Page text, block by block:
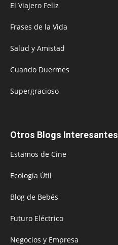
El Viajero Feliz
Frases de la Vida
Salud y Amistad
Cuando Duermes
Supergracioso
Otros Blogs Interesantes
Estamos de Cine
Ecología Útil
Blog de Bebés
Futuro Eléctrico
Negocios y Empresa